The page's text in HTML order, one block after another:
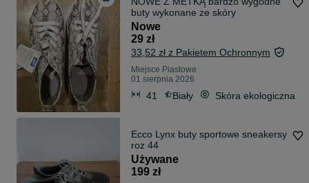
buty wykonane ze skóry
Nowe
29 zł
33,52 zł z Pakietem Ochronnym
Miejsce Piastowe
01 sierpnia 2026
41 Biały Skóra ekologiczna
Ecco Lynx buty sportowe sneakersy
roz 44
Używane
199 zł